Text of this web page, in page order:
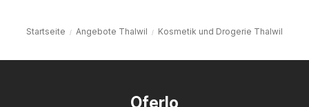
Startseite Angebote Thalwil Kosmetik und Drogerie Thalwil
Oferlo